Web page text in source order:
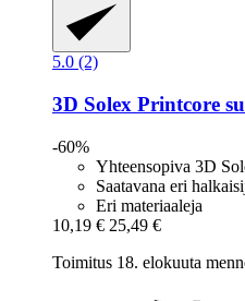
5.0 (2)
3D Solex Printcore
-60%
Yhteensopiva 3D
Saatavana eri
Eri materiaaleja
10,19 € 25,49 €
Toimitus 18. elokuuta